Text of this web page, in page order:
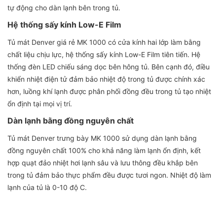
tự động cho dàn lạnh bên trong tủ.
Hệ thống sấy kính Low-E Film
Tủ mát Denver giá rẻ MK 1000 có cửa kính hai lớp làm bằng
chất liệu chịu lực, hệ thống sấy kính Low-E Film tiên tiến. Hệ
thống đèn LED chiếu sáng dọc bên hông tủ. Bên cạnh đó, điều
khiển nhiệt điện tử đảm bảo nhiệt độ trong tủ được chính xác
hơn, luồng khí lạnh được phân phối đồng đều trong tủ tạo nhiệt
ổn định tại mọi vị trí.
Dàn lạnh bằng đồng nguyên chất
Tủ mát Denver trưng bày MK 1000 sử dụng dàn lạnh bằng
đồng nguyên chất 100% cho khả năng làm lạnh ổn định, kết
hợp quạt đảo nhiệt hơi lạnh sâu và lưu thông đều khắp bên
trong tủ đảm bảo thực phẩm đều được tươi ngon. Nhiệt độ làm
lạnh của tủ là 0-10 độ C.